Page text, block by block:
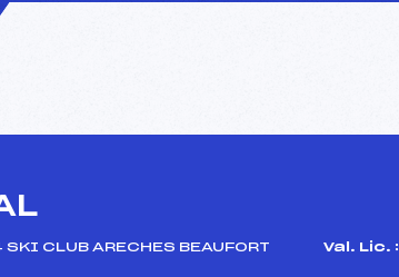
CLUB ARECHES BEAUFORT Val. Lic. :